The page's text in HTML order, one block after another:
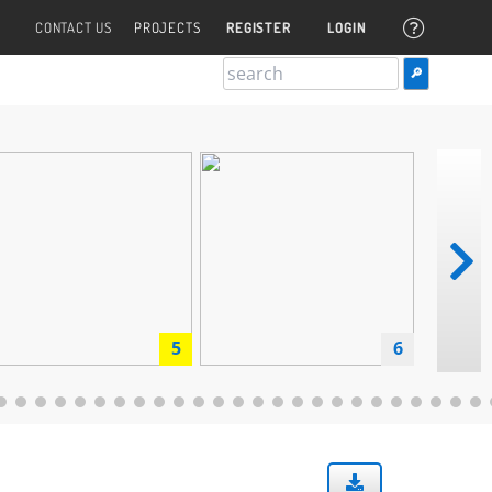
CONTACT US PROJECTS REGISTER LOGIN
5 6